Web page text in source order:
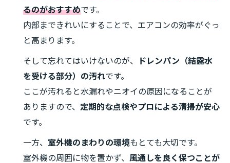
るのがおすすめです。
内部まできれいにすることで、エアコンの効率がぐっ
と高まります。
そして忘れてはいけないのが、
ドレンパン（結露水
を受ける部分）の汚れです。
ここが汚れると水漏れやニオイの原因になることが
ありますので、 定期的な点検やプロによる清掃が安心
です。
一方、 室外機のまわりの環境もとても大切です。
室外機の周囲に物を置かず、 風通しを良く保つことが